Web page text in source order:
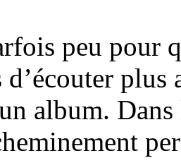
peu pour
plus
album. Dans